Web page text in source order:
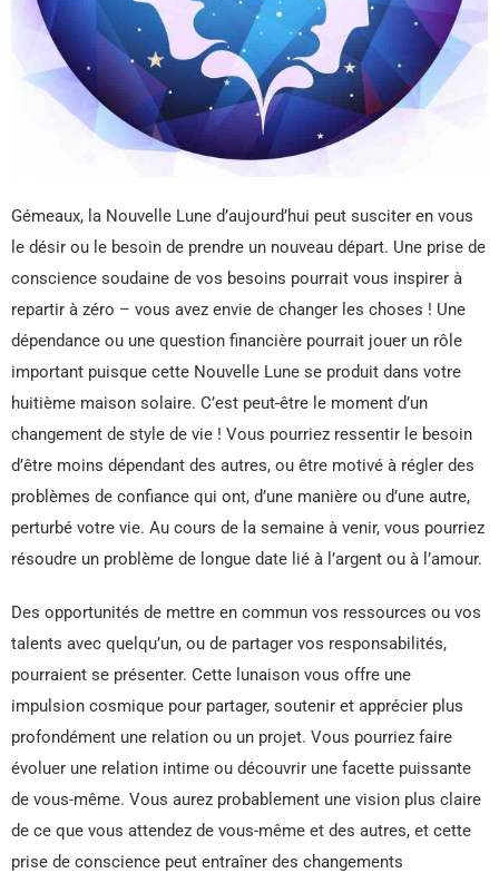
Gémeaux, la Nouvelle Lune d’aujourd’hui peut susciter en vous
le désir ou le besoin de prendre un nouveau départ. Une prise de
conscience soudaine de vos besoins pourrait vous inspirer à
repartir à zéro – vous avez envie de changer les choses ! Une
dépendance ou une question financière pourrait jouer un rôle
important puisque cette Nouvelle Lune se produit dans votre
huitième maison solaire. C’est peut-être le moment d’un
changement de style de vie ! Vous pourriez ressentir le besoin
d’être moins dépendant des autres, ou être motivé à régler des
problèmes de confiance qui ont, d’une manière ou d’une autre,
perturbé votre vie. Au cours de la semaine à venir, vous pourriez
résoudre un problème de longue date lié à l’argent ou à l’amour.
Des opportunités de mettre en commun vos ressources ou vos
talents avec quelqu’un, ou de partager vos responsabilités,
pourraient se présenter. Cette lunaison vous offre une
impulsion cosmique pour partager, soutenir et apprécier plus
profondément une relation ou un projet. Vous pourriez faire
évoluer une relation intime ou découvrir une facette puissante
de vous-même. Vous aurez probablement une vision plus claire
de ce que vous attendez de vous-même et des autres, et cette
prise de conscience peut entraîner des changements